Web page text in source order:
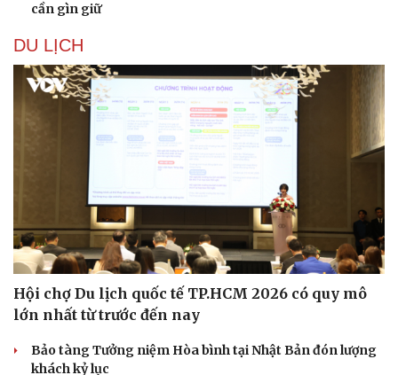
cần gìn giữ
DU LỊCH
Hội chợ Du lịch quốc tế TP.HCM 2026 có quy mô
lớn nhất từ trước đến nay
Bảo tàng Tưởng niệm Hòa bình tại Nhật Bản đón lượng
khách kỷ lục